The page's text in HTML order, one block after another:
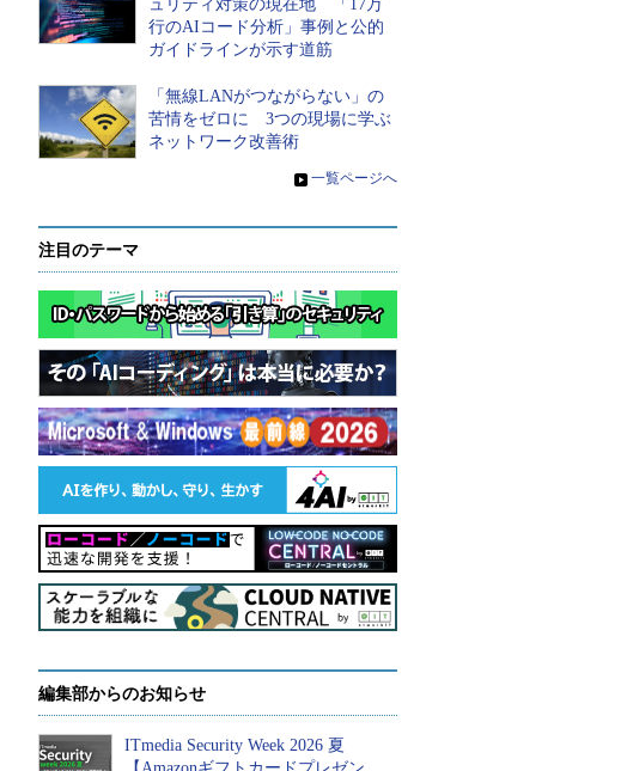
ュリティ対策の現在地 「17万
行のAIコード分析」事例と公的
ガイドラインが示す道筋
「無線LANがつながらない」の
苦情をゼロに 3つの現場に学ぶ
ネットワーク改善術
» 一覧ページへ
注目のテーマ
編集部からのお知らせ
ITmedia Security Week 2026 夏